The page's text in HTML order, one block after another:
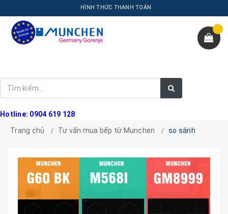
HÌNH THỨC THANH TOÁN
Hotline: 0904 619 128
Trang chủ
Tư vấn mua bếp từ Munchen so sánh